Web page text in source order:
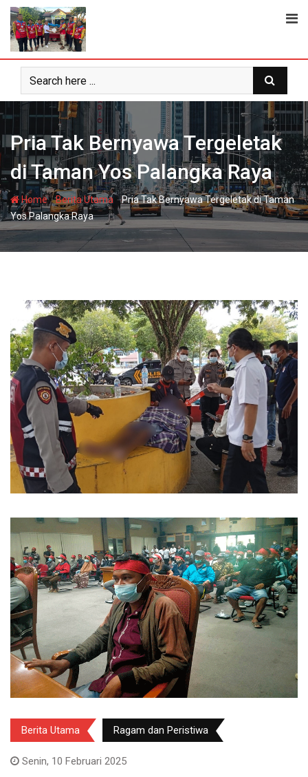
Skip
content
Pria Tak Bernyawa Tergeletak
di Taman Yos Palangka Raya
Home-Berita Utama-Pria Tak Bernyawa Tergeletak di Taman
Yos Palangka Raya
Berita Utama Ragam dan Peristiwa
Senin, 10 Februari 2025